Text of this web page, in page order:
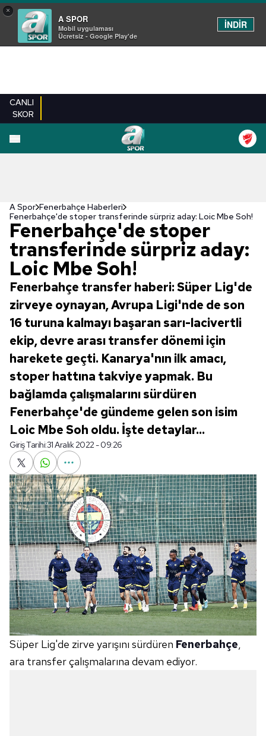
×
A SPOR
Mobil uygulaması
Ücretsiz - Google Play'de
İNDİR
CANLI
SKOR
A Spor Fenerbahçe Haberleri
Fenerbahçe'de stoper transferinde sürpriz aday: Loic Mbe Soh!
Fenerbahçe'de stoper
transferinde sürpriz aday:
Loic Mbe Soh!
Fenerbahçe transfer haberi: Süper Lig'de
zirveye oynayan, Avrupa Ligi'nde de son
16 turuna kalmayı başaran sarı-lacivertli
ekip, devre arası transfer dönemi için
harekete geçti. Kanarya'nın ilk amacı,
stoper hattına takviye yapmak. Bu
bağlamda çalışmalarını sürdüren
Fenerbahçe'de gündeme gelen son isim
Loic Mbe Soh oldu. İşte detaylar...
Giriş Tarihi:31 Aralık 2022 - 09:26
Süper Lig'de zirve yarışını sürdüren Fenerbahçe,
ara transfer çalışmalarına devam ediyor.